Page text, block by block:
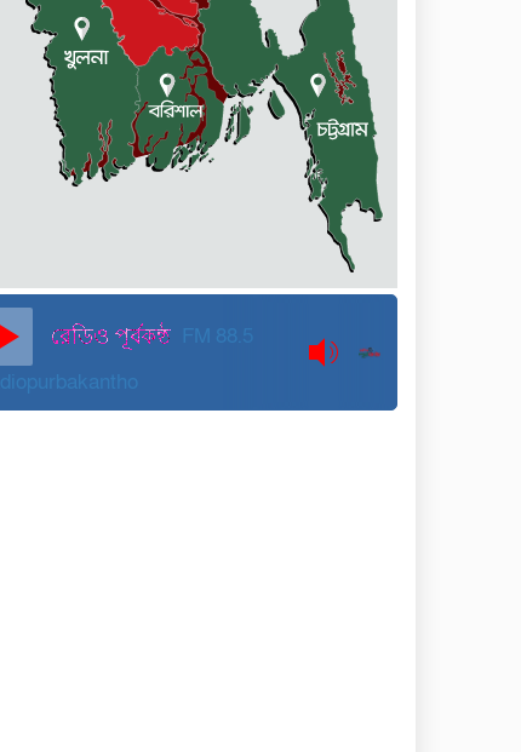
কুড়িগ্রামে বন্যাদুর্গতদের জন্য
বরাদ্দকৃত ৩০ মেট্রিক টন
চাল,একমুঠোও জোটেনি ক্ষতিগ্রস্ত
মানুষের ভাগ্যে
জুলাই ব্যবসা ও হাদি ব্যবসা চালু
রাখতে হবে: মাহমুদা মিতু
দুবাইয়ে কারাগার থেকে মুক্তি
মহাপরিদর্শক বেনজীর আহমেদ
FM 88.5